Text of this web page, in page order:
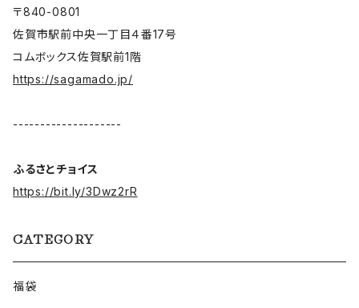
〒840-0801
佐賀市駅前中央一丁目４番17号
コムボックス佐賀駅前1階
https://sagamado.jp/
--------------------
ふるさとチョイス
https://bit.ly/3Dwz2rR
CATEGORY
福袋